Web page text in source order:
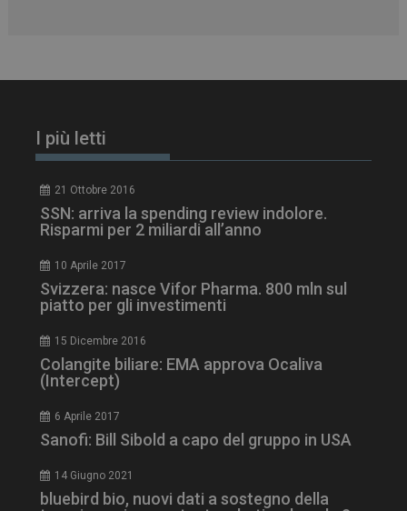
I più letti
21 Ottobre 2016
SSN: arriva la spending review indolore.
Risparmi per 2 miliardi all’anno
10 Aprile 2017
Svizzera: nasce Vifor Pharma. 800 mln sul
piatto per gli investimenti
15 Dicembre 2016
Colangite biliare: EMA approva Ocaliva
(Intercept)
6 Aprile 2017
Sanofi: Bill Sibold a capo del gruppo in USA
14 Giugno 2021
bluebird bio, nuovi dati a sostegno della